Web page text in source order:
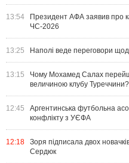
13:54
Президент АФА заявив про
ЧС-2026
13:25 Наполі веде переговори
13:15
Чому Мохамед Салах
величиною клубу Туреччини?
12:45
Аргентинська футбольна
конфлікту з УЄФА
12:18
Зоря підписала двох
Сердюк